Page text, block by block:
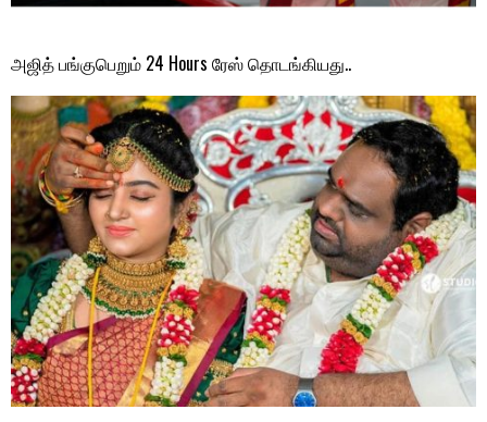
அஜித் பங்குபெறும் 24 Hours ரேஸ் தொடங்கியது..